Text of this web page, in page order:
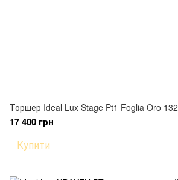
Торшер Ideal Lux Stage Pt1 Foglia Oro
17 400 грн
Купити